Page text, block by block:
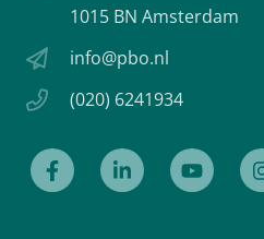
1015 BN Amsterdam
info@pbo.nl
(020) 6241934